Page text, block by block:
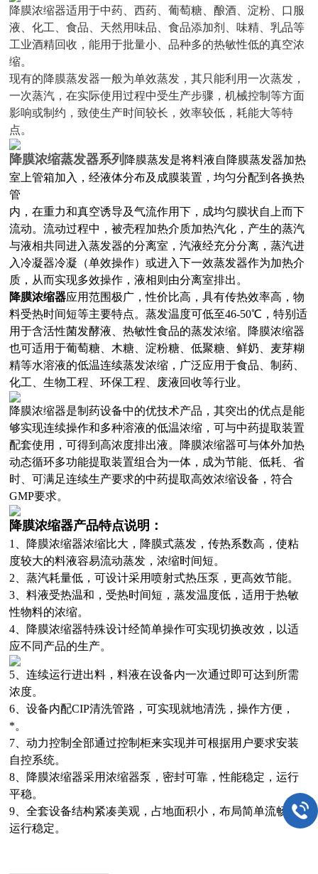
降膜浓缩器适用于中药、西药、葡萄糖、酿酒、淀粉、口服
液、化工、食品、天然用味品、食品添加剂、味精、乳品等
工业酒精回收，能用于批量小、品种多的热敏性低的真空浓
缩。
现有的降膜蒸发器一般为单效蒸发，其只能利用一次蒸发，
一次蒸汽，在实际使用过程中受生产步骤，机械控制等方面
影响或制约，致使生产时间较长，效率较低，耗能大等特
点。
降膜浓缩蒸发器系列 降膜蒸发是将料液自降膜蒸发器加热
室上管箱加入，经液体分布及成膜装置，均匀分配到各换热
管
内，在重力和真空诱导及气流作用下，成均匀膜状自上而下
流动。流动过程中，被壳程加热介质加热汽化，产生的蒸汽
与液相共同进入蒸发器的分离室，汽液经充分分离，蒸汽进
入冷凝器冷凝（单效操作）或进入下一效蒸发器作为加热介
质，从而实现多效操作，液相则由分离室排出。
降膜浓缩器应用范围极广，性价比高，具有传热效率高，物
料受热时间短等主要特点。蒸发温度可低至46-50℃，特别适
用于含活性菌发酵液、热敏性食品的蒸发浓缩。降膜浓缩器
也可适用于葡萄糖、木糖、淀粉糖、低聚糖、鲜奶、麦芽糊
精等水溶液的低温连续蒸发浓缩，广泛应用于食品、制药、
化工、生物工程、环保工程、废液回收等行业。
降膜浓缩器是制药设备中的优技术产品，其突出的优点是能
够实现连续操作和多种溶液的低温浓缩，可与中药提取装置
配套使用，可得到高浓度排出液。降膜浓缩器可与体外加热
动态循环多功能提取装置组合为一体，成为节能、低耗、省
时、可满足连续生产要求的中药提取高效浓缩设备，符合
GMP要求。
降膜浓缩器产品特点说明：
1、降膜浓缩器浓缩比大，降膜式蒸发，传热系数高，使粘
度较大的料液容易流动蒸发，浓缩时间短。
2、蒸汽耗量低，可设计采用喷射式热压泵，更高效节能。
3、料液受热温和，受热时间短，蒸发温度低，适用于热敏
性物料的浓缩。
4、降膜浓缩器特殊设计经简单操作可实现切换改效，以适
应不同产品的生产。
5、连续运行进出料，料液在设备内一次通过即可达到所需
浓度。
6、设备内配CIP清洗管路，可实现就地清洗，操作方便，
*。
7、动力控制全部通过控制柜来实现并可根据用户要求安装
自控系统。
8、降膜浓缩器采用浓缩器泵，密封可靠，性能稳定，运行
平稳。
9、全套设备结构紧凑美观，占地面积小，布局简单流畅，
运行稳定。